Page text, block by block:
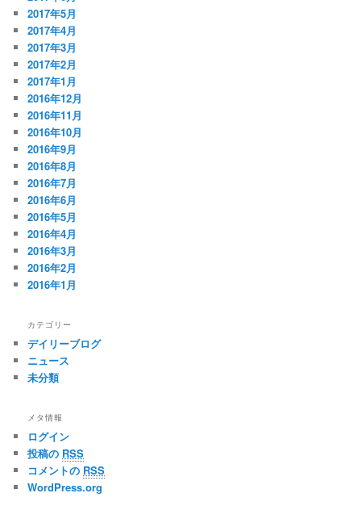
2017年5月
2017年4月
2017年3月
2017年2月
2017年1月
2016年12月
2016年11月
2016年10月
2016年9月
2016年8月
2016年7月
2016年6月
2016年5月
2016年4月
2016年3月
2016年2月
2016年1月
カテゴリー
デイリーブログ
ニュース
未分類
メタ情報
ログイン
投稿の RSS
コメントの RSS
WordPress.org